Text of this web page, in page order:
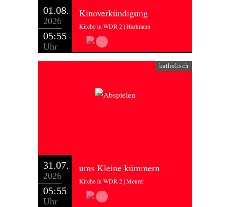
01.08.
2026
05:55
Uhr
Kinoverkündigung
Kirche in WDR 2 | Hartmann
katholisch
31.07.
2026
05:55
Uhr
ums Kleine kümmern
Kirche in WDR 2 | Meurer